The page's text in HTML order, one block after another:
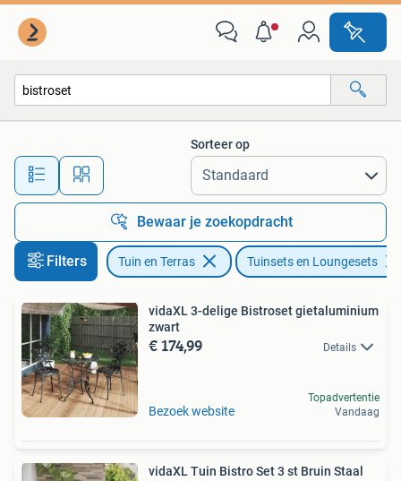
Alle afstanden…
Sorteer op
Bewaar je zoekopdracht
Filters Tuin en Terras Tuinsets en Loungesets
vidaXL 3-delige Bistroset gietaluminium
zwart
€ 174,99 Details
Bezoek website
Topadvertentie
Vandaag
vidaXL Tuin Bistro Set 3 st Bruin Staal